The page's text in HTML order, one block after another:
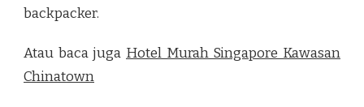
backpacker.
Atau baca juga Hotel Murah Singapore Kawasan
Chinatown